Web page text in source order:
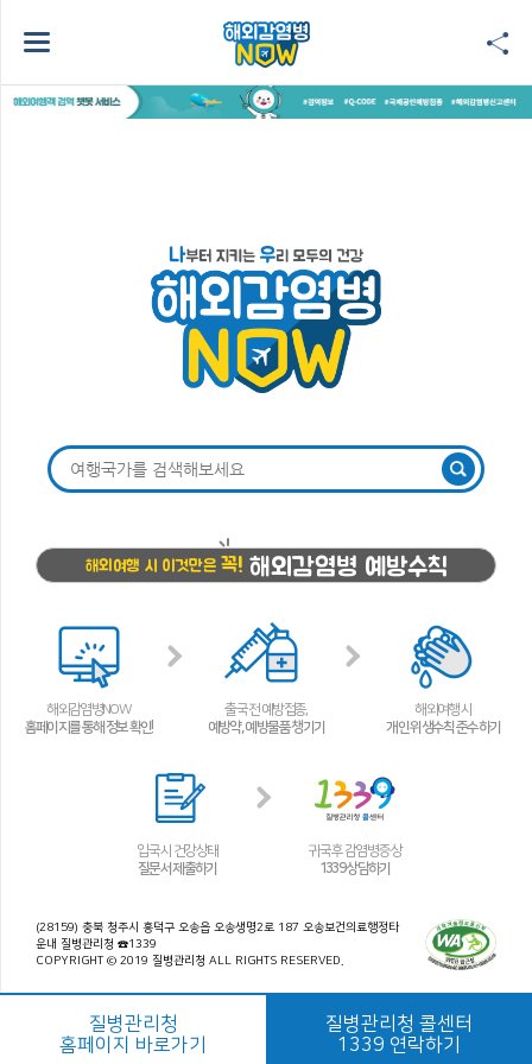
해외여행 시 이것만은 꼭! 해외감염병 예방수칙
해외감염병NOW
홈페이지를 통해 정보 확인!
출국 전 예방접종,
예방약, 예방물품 챙기기
해외여행 시
개인 위생수칙 준수하기
입국 시 건강상태
질문서 제출하기
귀국 후 감염병 증상
1339 상담하기
(28159) 충북 청주시 흥덕구 오송읍 오송생명2로 187 오송보건의료행정타
운내 질병관리청 ☎1339
COPYRIGHT © 2019 질병관리청 ALL RIGHTS RESERVED.
질병관리청
홈페이지 바로가기
질병관리청 콜센터
1339 연락하기